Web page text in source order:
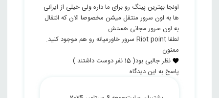
اونجا بهترین پینگ رو برای ما داره ولی خیلی از ایرانی
ها به اون سرور منتقل میشن مخصوصا الان که انتقال
به اون سرور مجانی هستش
لطفا Riot point سرور خاورمیانه رو هم موجود کنید.
ممنون
نظر جالبی بود(
15نفر دوست داشتند )
پاسخ به این دیدگاه